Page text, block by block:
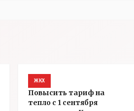
ЖКХ
Повысить тариф на
тепло с 1 сентября